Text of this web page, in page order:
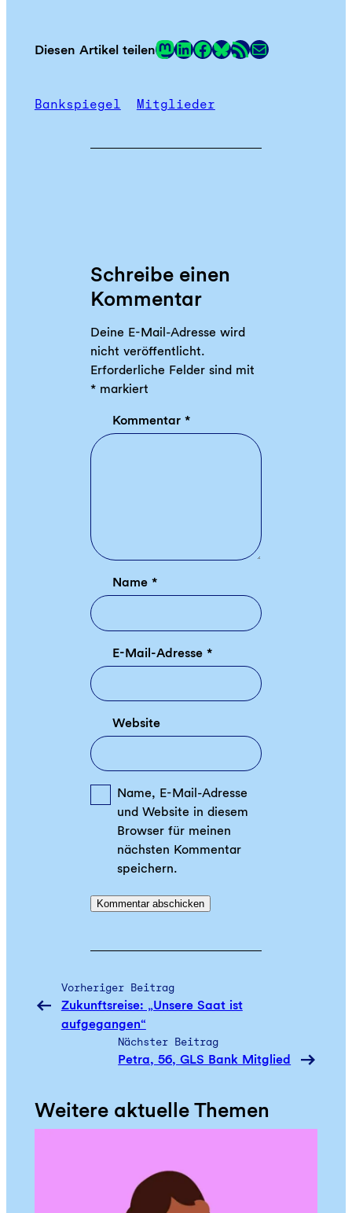
Diesen Artikel teilenMastodon
LinkedIn
Facebook
LinkRSS-Feed
E-Mail
Bankspiegel Mitglieder
Schreibe einen
Kommentar
Deine E-Mail-Adresse wird
nicht veröffentlicht.
Erforderliche Felder sind mit
* markiert
Kommentar*
Name*
E-Mail-Adresse*
Website
Name, E-Mail-Adresse
und Website in diesem
Browser für meinen
nächsten Kommentar
speichern.
Vorheriger Beitrag
Zukunftsreise: „Unsere Saat ist
aufgegangen“
Nächster Beitrag
Petra, 56, GLS Bank Mitglied
Weitere aktuelle Themen